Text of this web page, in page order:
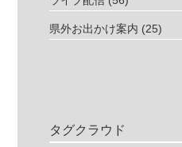
県外お出かけ案内 (25)
タグクラウド